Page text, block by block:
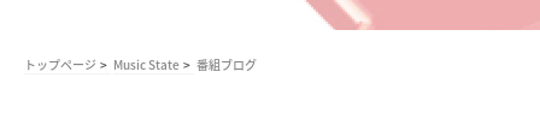
トップページ Music State 番組ブログ